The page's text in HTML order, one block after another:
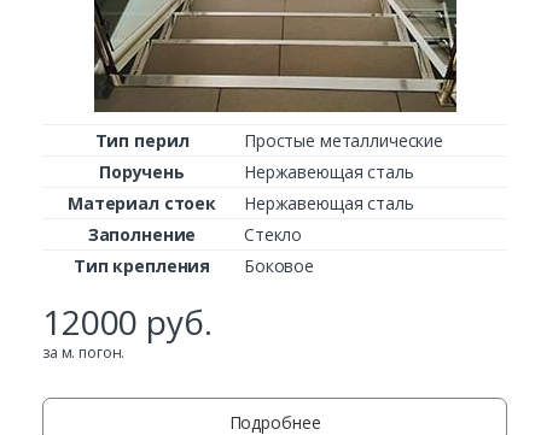
Тип перил
Простые металлические
Поручень
Нержавеющая сталь
Материал стоек
Нержавеющая сталь
Заполнение
Стекло
Тип крепления
Боковое
12000 руб.
за м. погон.
Подробнее